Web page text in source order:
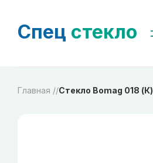
Спец стекло
Главная //Стекло Bomag 018 (К)